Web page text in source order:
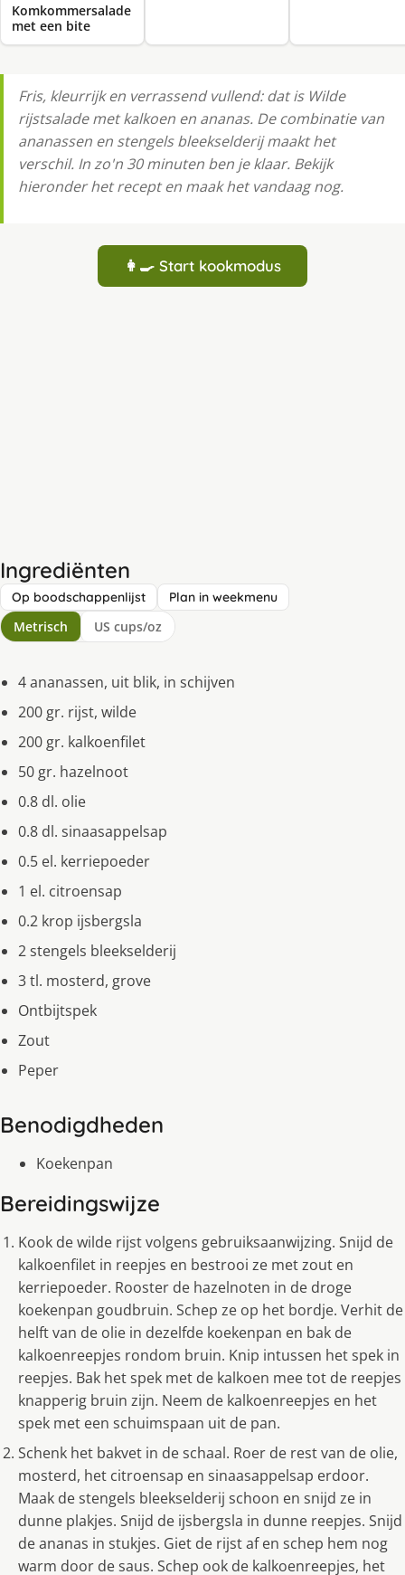
Komkommersalade
met een bite
Fris, kleurrijk en verrassend vullend: dat is Wilde
rijstsalade met kalkoen en ananas. De combinatie van
ananassen en stengels bleekselderij maakt het
verschil. In zo'n 30 minuten ben je klaar. Bekijk
hieronder het recept en maak het vandaag nog.
👩‍🍳 Start kookmodus
Ingrediënten
Op boodschappenlijst Plan in weekmenu
Metrisch US cups/oz
4 ananassen, uit blik, in schijven
200 gr. rijst, wilde
200 gr. kalkoenfilet
50 gr. hazelnoot
0.8 dl. olie
0.8 dl. sinaasappelsap
0.5 el. kerriepoeder
1 el. citroensap
0.2 krop ijsbergsla
2 stengels bleekselderij
3 tl. mosterd, grove
Ontbijtspek
Zout
Peper
Benodigdheden
Koekenpan
Bereidingswijze
Kook de wilde rijst volgens gebruiksaanwijzing. Snijd de
kalkoenfilet in reepjes en bestrooi ze met zout en
kerriepoeder. Rooster de hazelnoten in de droge
koekenpan goudbruin. Schep ze op het bordje. Verhit de
helft van de olie in dezelfde koekenpan en bak de
kalkoenreepjes rondom bruin. Knip intussen het spek in
reepjes. Bak het spek met de kalkoen mee tot de reepjes
knapperig bruin zijn. Neem de kalkoenreepjes en het
spek met een schuimspaan uit de pan.
Schenk het bakvet in de schaal. Roer de rest van de olie,
mosterd, het citroensap en sinaasappelsap erdoor.
Maak de stengels bleekselderij schoon en snijd ze in
dunne plakjes. Snijd de ijsbergsla in dunne reepjes. Snijd
de ananas in stukjes. Giet de rijst af en schep hem nog
warm door de saus. Schep ook de kalkoenreepjes, het